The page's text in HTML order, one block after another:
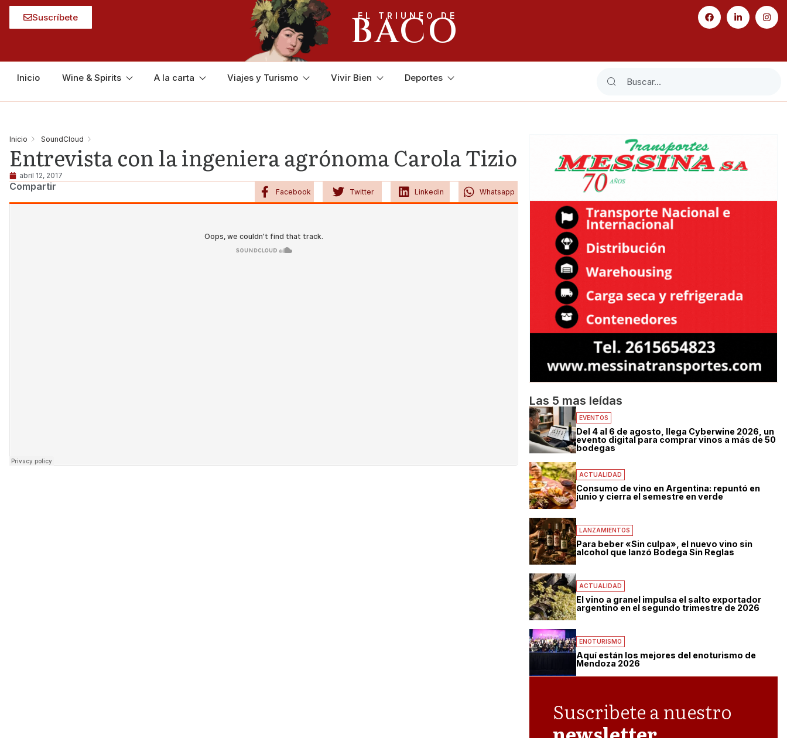
Suscríbete EL TRIUNFO DE
BACO
Inicio Wine & Spirits A la carta Viajes y Turismo Vivir Bien Deportes
Inicio SoundCloud
Entrevista con la ingeniera agrónoma Carola Tizio
abril 12, 2017
Compartir Facebook Twitter Linkedin Whatsapp
Las 5 mas leídas
EVENTOS
Del 4 al 6 de agosto, llega Cyberwine 2026, un
evento digital para comprar vinos a más de 50
bodegas
ACTUALIDAD
Consumo de vino en Argentina: repuntó en
junio y cierra el semestre en verde
LANZAMIENTOS
Para beber «Sin culpa», el nuevo vino sin
alcohol que lanzó Bodega Sin Reglas
ACTUALIDAD
El vino a granel impulsa el salto exportador
argentino en el segundo trimestre de 2026
ENOTURISMO
Aquí están los mejores del enoturismo de
Mendoza 2026
Suscribete a nuestro